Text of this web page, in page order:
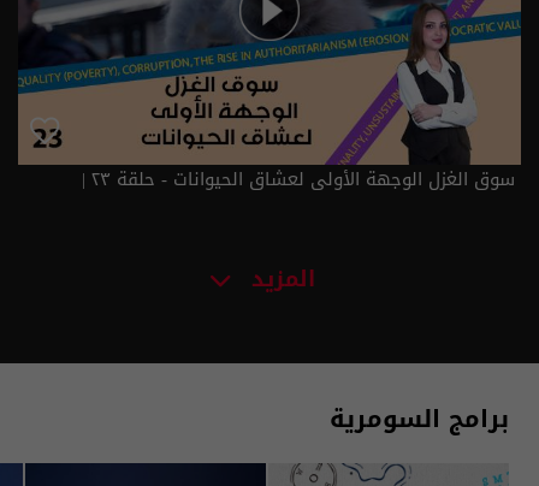
سوق الغزل الوجهة الأولى لعشاق الحيوانات - حلقة ٢٣ |
المزيد
برامج السومرية